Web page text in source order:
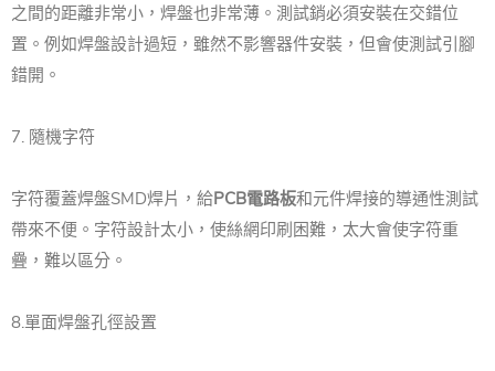
之間的距離非常小，焊盤也非常薄。測試銷必須安裝在交錯位
置。例如焊盤設計過短，雖然不影響器件安裝，但會使測試引腳
錯開。
7. 隨機字符
字符覆蓋焊盤SMD焊片，給PCB電路板和元件焊接的導通性測試
帶來不便。字符設計太小，使絲網印刷困難，太大會使字符重
疊，難以區分。
8.單面焊盤孔徑設置